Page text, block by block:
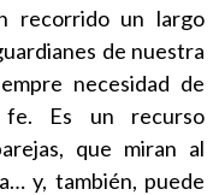
recorrido un largo
de nuestra
necesidad de
fe. Es un recurso
que miran al
y, también, puede